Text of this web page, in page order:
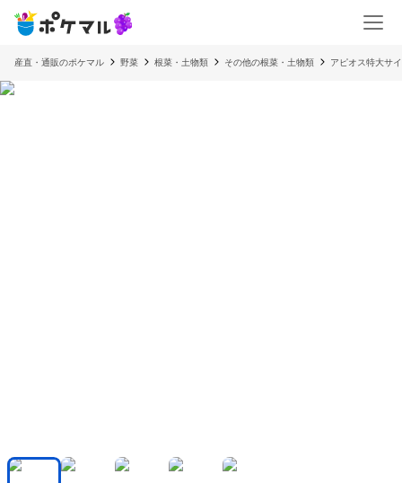
産直・通販のポケマル 野菜 根菜・土物類 その他の根菜・土物類 アピオス特大サ